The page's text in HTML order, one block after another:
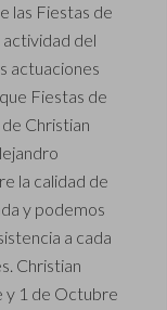
las Fiestas de
del
actuaciones
Fiestas de
Christian
la calidad de
y podemos
a cada
Christian
y 1 de Octubre